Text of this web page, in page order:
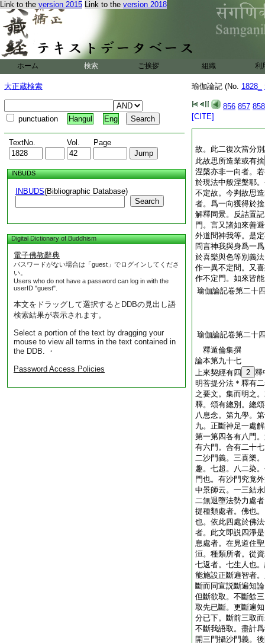
Link to the version 2015 Link to the version 2018
ホーム 検索 ご挨拶 組織 利
大正蔵検索
punctuation Hangul Eng
TextNo. Vol. Page
INBUDS
INBUDS(Bibliographic Database)
Search
Digital Dictionary of Buddhism
電子佛教辭典
パスワードがない場合は「guest」でログインしてくださ
い。
Users who do not have a password can log in with the
userID "guest".
本文をドラッグして選択するとDDBの見出し語
検索結果が表示されます。
Select a portion of the text by dragging your
mouse to view all terms in the text contained in
the DDB. ・
Password Access Policies
瑜伽論記 (No. 1828_
856 857 858
[CITE]
故。此二復次當分
此故思所造業或有捨
涅槃亦非一向者。
於現法中般涅槃耶
不定故。今判故思
者。爲一向獲得於
解釋同景。反詰置
門。言又諸如來善
外道問神我等。是
問言神我與身爲一
於喜樂與色等別義
作一異不定問。又
作不定門。如來皆
瑜伽論記卷第二十
瑜伽論記卷第二十
釋遁倫集撰
論本第九十七
上來契經有四 2 釋
明菩提分法＊釋有
之要文。集而明之
釋。頌有總別。總
八息念。第九學。
九。正斷神足一處
第一第四各有八門
有六門。合有二十
二沙門義。三喜樂
趣。七超。八二染
門也。有沙門究竟
中景師云。一三結
二無退墮法勢力處
提種類處者。佛也
也。依此四處於佛
者。此文即説四淨
息處者。在見道住
洹。種類所者。從
七返者。七生人也
能施設正斷遍智者
斷而同宣説斷遍知
但斷欲取。不斷餘
取先已斷。更斷遍
分已下。斷前三取
不斷我語取。盡計
開三門攝沙門義。